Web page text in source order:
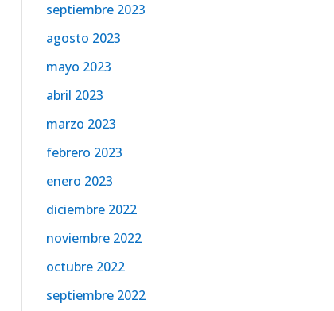
septiembre 2023
agosto 2023
mayo 2023
abril 2023
marzo 2023
febrero 2023
enero 2023
diciembre 2022
noviembre 2022
octubre 2022
septiembre 2022